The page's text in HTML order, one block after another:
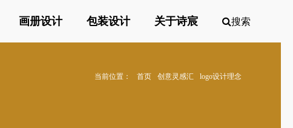
画册设计 包装设计 关于诗宸 搜索
当前位置： 首页 创意灵感汇
logo设计理念